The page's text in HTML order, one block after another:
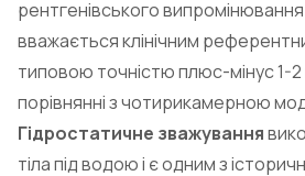
рентгенівського випромінювання
вважається клінічним
типовою точністю плюс-мінус 1-2
порівнянні з чотирикамерною
Гідростатичне зважування
тіла під водою і є одним з